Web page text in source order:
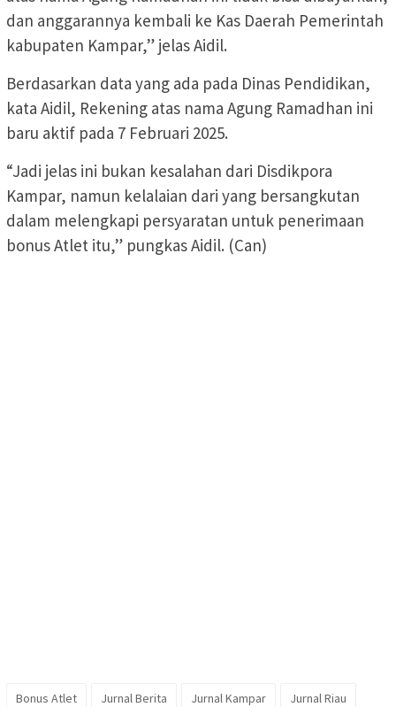
dan anggarannya kembali ke Kas Daerah Pemerintah
kabupaten Kampar,” jelas Aidil.
Berdasarkan data yang ada pada Dinas Pendidikan,
kata Aidil, Rekening atas nama Agung Ramadhan ini
baru aktif pada 7 Februari 2025.
“Jadi jelas ini bukan kesalahan dari Disdikpora
Kampar, namun kelalaian dari yang bersangkutan
dalam melengkapi persyaratan untuk penerimaan
bonus Atlet itu,” pungkas Aidil. (Can)
Bonus Atlet Jurnal Berita Jurnal Kampar Jurnal Riau